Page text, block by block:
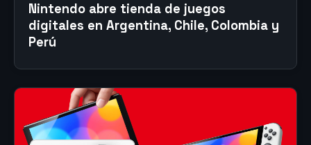
Nintendo abre tienda de juegos
digitales en Argentina, Chile, Colombia y
Perú